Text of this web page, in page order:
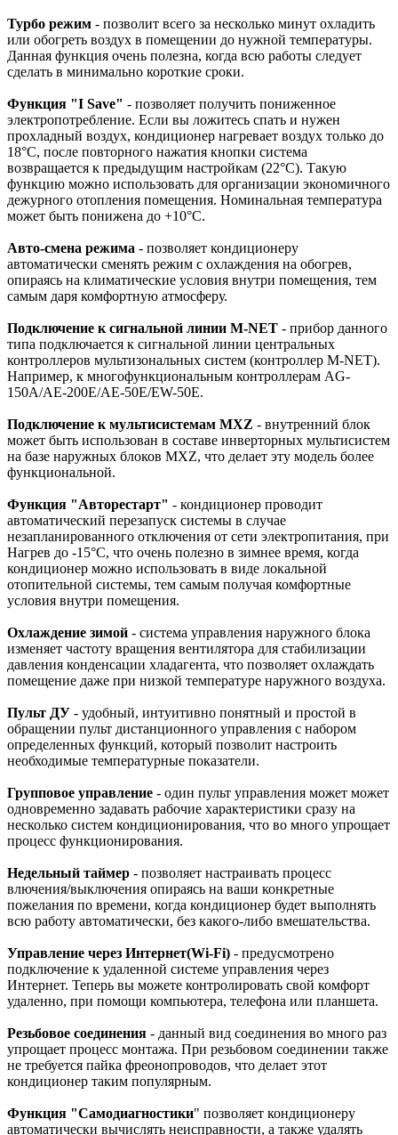
Турбо режим - позволит всего за несколько минут охладить
или обогреть воздух в помещении до нужной температуры.
Данная функция очень полезна, когда всю работы следует
сделать в минимально короткие сроки.
Функция "I Save" - позволяет получить пониженное
электропотребление. Если вы ложитесь спать и нужен
прохладный воздух, кондиционер нагревает воздух только до
18°С, после повторного нажатия кнопки система
возвращается к предыдущим настройкам (22°С). Такую
функцию можно использовать для организации экономичного
дежурного отопления помещения. Номинальная температура
может быть понижена до +10°С.
Авто-смена режима - позволяет кондиционеру
автоматически сменять режим с охлаждения на обогрев,
опираясь на климатические условия внутри помещения, тем
самым даря комфортную атмосферу.
Подключение к сигнальной линии M-NET - прибор данного
типа подключается к сигнальной линии центральных
контроллеров мультизональных систем (контроллер M-NET).
Например, к многофункциональным контроллерам AG-
150A/AE-200E/AE-50E/EW-50E.
Подключение к мультисистемам MXZ - внутренний блок
может быть использован в составе инверторных мультисистем
на базе наружных блоков MXZ, что делает эту модель более
функциональной.
Функция "Авторестарт" - кондиционер проводит
автоматический перезапуск системы в случае
незапланированного отключения от сети электропитания, при
Нагрев до -15°C, что очень полезно в зимнее время, когда
кондиционер можно использовать в виде локальной
отопительной системы, тем самым получая комфортные
условия внутри помещения.
Охлаждение зимой - система управления наружного блока
изменяет частоту вращения вентилятора для стабилизации
давления конденсации хладагента, что позволяет охлаждать
помещение даже при низкой температуре наружного воздуха.
Пульт ДУ - удобный, интуитивно понятный и простой в
обращении пульт дистанционного управления с набором
определенных функций, который позволит настроить
необходимые температурные показатели.
Групповое управление - один пульт управления может может
одновременно задавать рабочие характеристики сразу на
несколько систем кондиционирования, что во много упрощает
процесс функционирования.
Недельный таймер - позволяет настраивать процесс
влючения/выключения опираясь на ваши конкретные
пожелания по времени, когда кондиционер будет выполнять
всю работу автоматически, без какого-либо вмешательства.
Управление через Интернет(Wi-Fi) - предусмотрено
подключение к удаленной системе управления через
Интернет. Теперь вы можете контролировать свой комфорт
удаленно, при помощи компьютера, телефона или планшета.
Резьбовое соединения - данный вид соединения во много раз
упрощает процесс монтажа. При резьбовом соединении также
не требуется пайка фреонопроводов, что делает этот
кондиционер таким популярным.
Функция "Самодиагностики" позволяет кондиционеру
автоматически вычислять неисправности, а также удалять